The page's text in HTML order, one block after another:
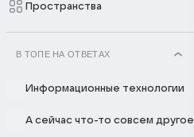
Пространства
В ТОПЕ НА ОТВЕТАХ
Информационные технологии
А сейчас что-то совсем другое